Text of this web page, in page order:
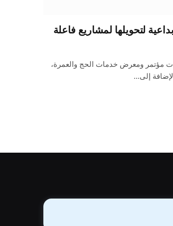
لتحويلها لمشاريع فاعلة
مؤتمر ومعرض خدمات الحج والعمرة،
إلى…